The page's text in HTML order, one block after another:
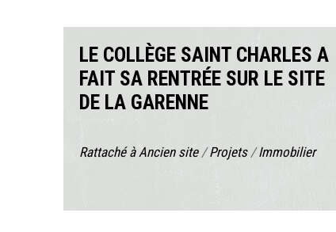
LE COLLÈGE SAINT CHARLES A
FAIT SA RENTRÉE SUR LE SITE
DE LA GARENNE
Rattaché à Ancien site /Projets /Immobilier